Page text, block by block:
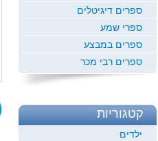
ספרים דיגיטלים
ספרי שמע
ספרים במבצע
ספרים רבי מכר
קטגוריות
ילדים